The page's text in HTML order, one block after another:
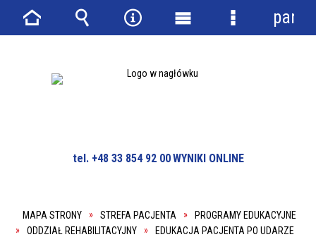
tel. +48 33 854 92 00WYNIKI ONLINE
MAPA STRONY STREFA PACJENTA
PROGRAMY EDUKACYJNE
ODDZIAŁ REHABILITACYJNY
EDUKACJA PACJENTA PO UDARZE
StronaWyszukiwarka
Narzędzia
Menu Menu
panel